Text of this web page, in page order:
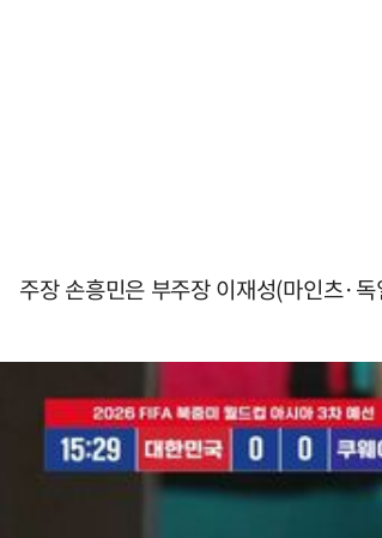
주장 손흥민은 부주장 이재성(마인츠·